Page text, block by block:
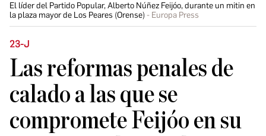
El líder del Partido Popular, Alberto Núñez Feijóo, durante un mitin en
la plaza mayor de Los Peares (Orense)
Europa Press
23-J
Las reformas penales de
calado a las que se
compromete Feijóo en su